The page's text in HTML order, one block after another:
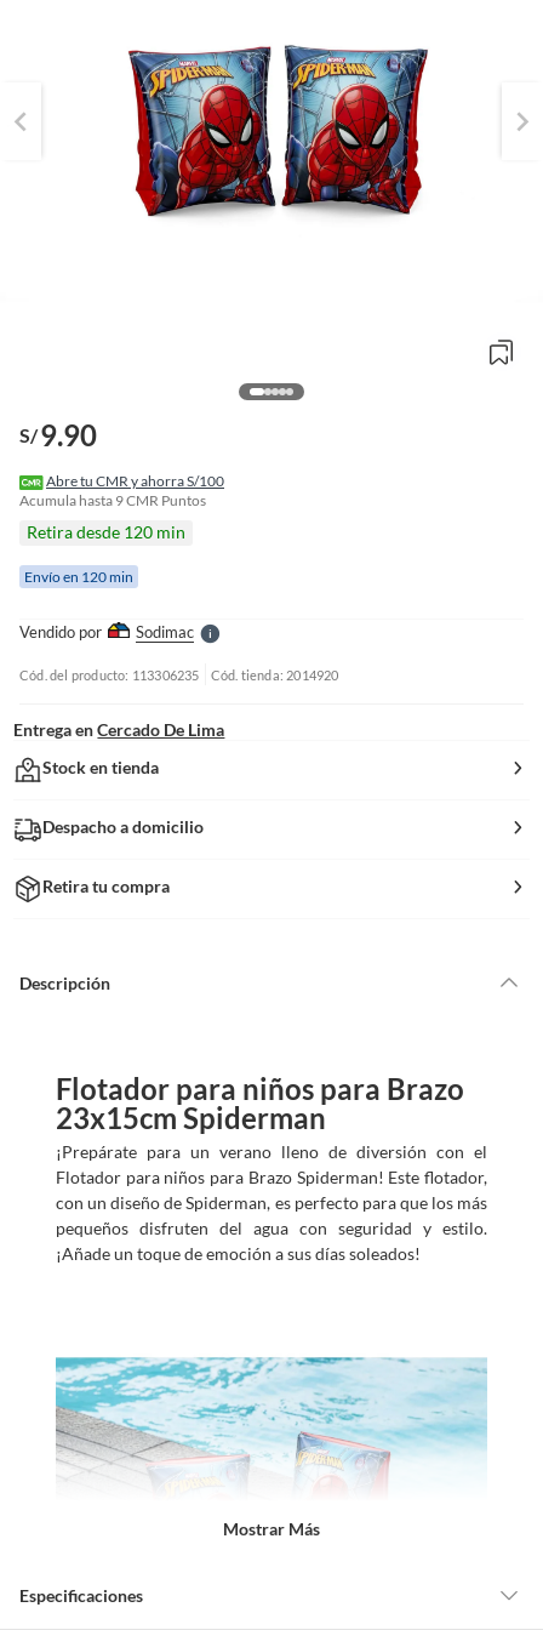
S/9.90
Abre tu CMR y ahorra S/100
Acumula hasta 9CMR Puntos
Retira desde 120 min
Envío en 120 min
Vendido por SodimacS
n
f
Cód. del producto: 113306235 Cód. tienda: 2014920
Entrega en Cercado De Lima
Stock en tienda
Despacho a domicilio
Retira tu compra
Descripción
Flotador para niños para Brazo
23x15cm Spiderman
¡Prepárate para un verano lleno de diversión con el
Flotador para niños para Brazo Spiderman! Este flotador,
con un diseño de Spiderman, es perfecto para que los más
pequeños disfruten del agua con seguridad y estilo.
¡Añade un toque de emoción a sus días soleados!
Mostrar Más
Especificaciones